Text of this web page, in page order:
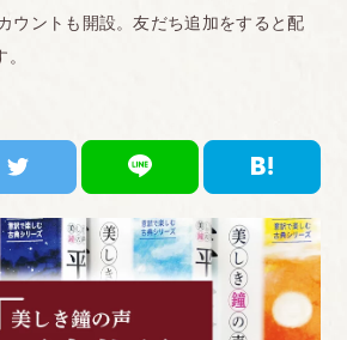
ウントも開設。友だち追加をすると配